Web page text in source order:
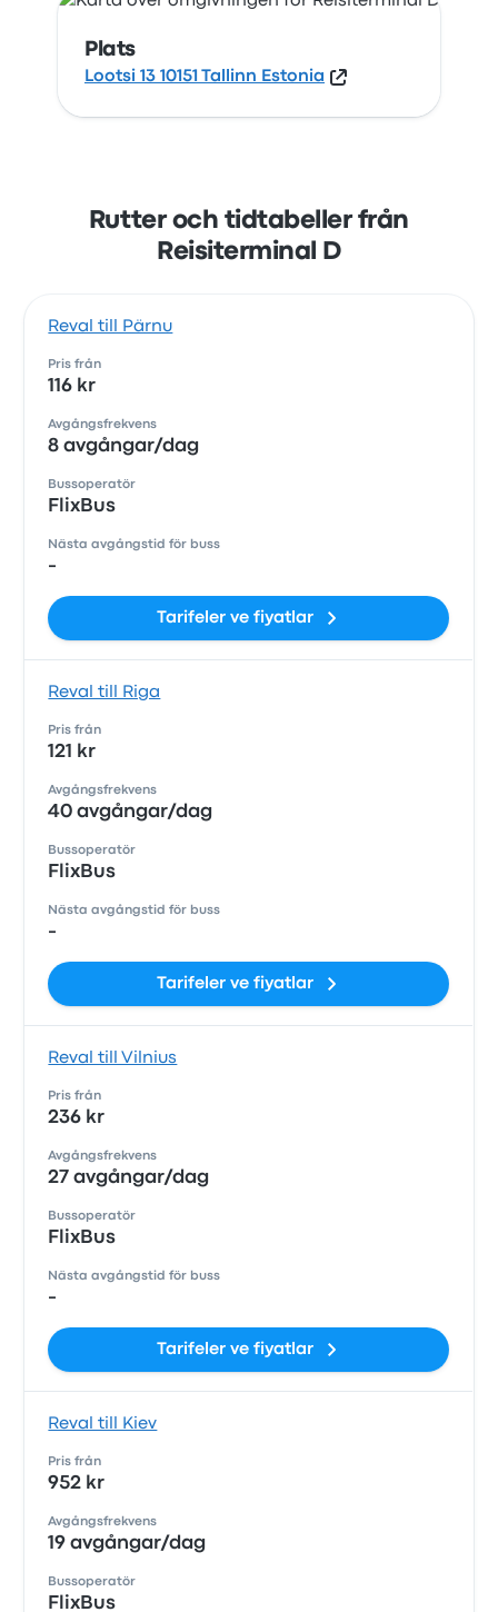
Plats
Lootsi 13 10151 Tallinn Estonia
Rutter och tidtabeller från
Reisiterminal D
Reval till Pärnu
Pris från
116 kr
Avgångsfrekvens
8 avgångar/dag
Bussoperatör
FlixBus
Nästa avgångstid för buss
-
Tarifeler ve fiyatlar
Reval till Riga
Pris från
121 kr
Avgångsfrekvens
40 avgångar/dag
Bussoperatör
FlixBus
Nästa avgångstid för buss
-
Tarifeler ve fiyatlar
Reval till Vilnius
Pris från
236 kr
Avgångsfrekvens
27 avgångar/dag
Bussoperatör
FlixBus
Nästa avgångstid för buss
-
Tarifeler ve fiyatlar
Reval till Kiev
Pris från
952 kr
Avgångsfrekvens
19 avgångar/dag
Bussoperatör
FlixBus